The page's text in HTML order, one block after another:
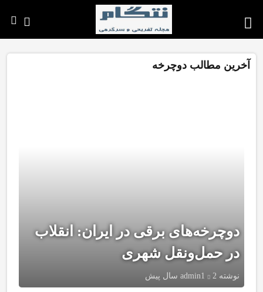
آخرین مطالب دوچرخه
دوچرخه‌های برقی در ایران: انقلاب
در حمل‌ونقل شهری
نوشته admin1 2 سال پیش